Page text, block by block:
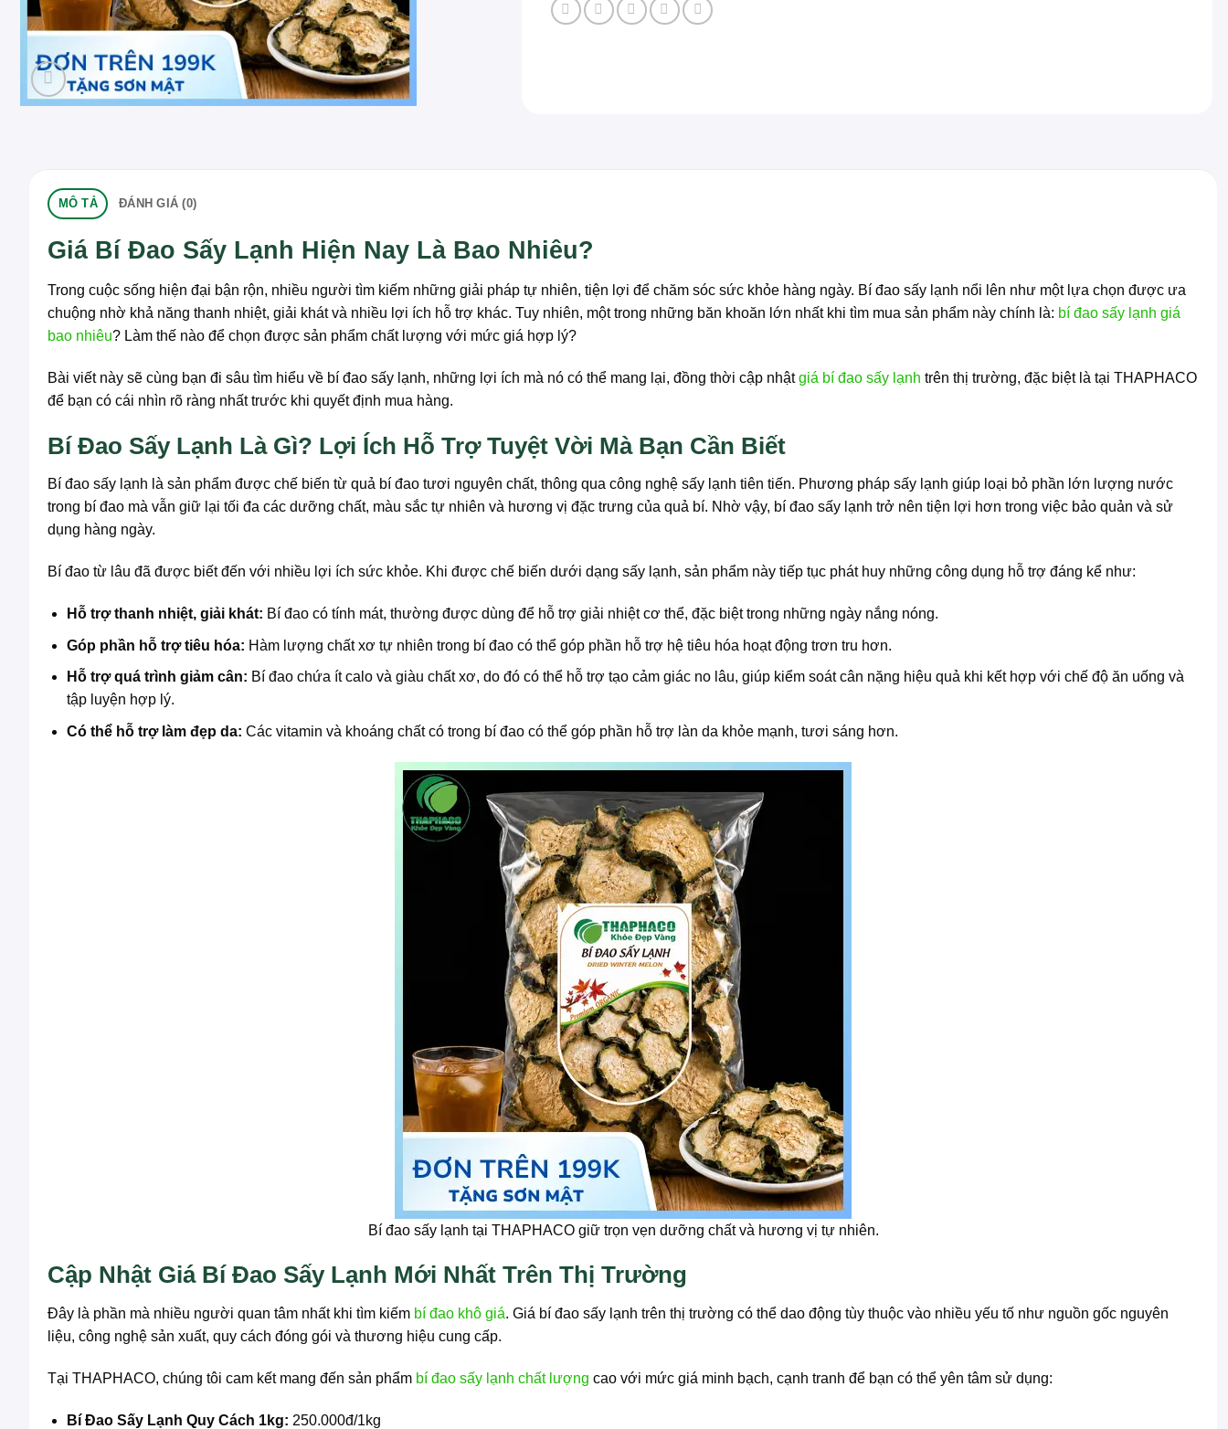
MÔ TẢ ĐÁNH GIÁ (0)
Giá Bí Đao Sấy Lạnh Hiện Nay Là Bao Nhiêu?
Trong cuộc sống hiện đại bận rộn, nhiều người tìm kiếm những giải pháp tự nhiên, tiện lợi để chăm sóc sức khỏe hàng ngày. Bí đao sấy lạnh nổi lên như một lựa chọn được ưa
chuộng nhờ khả năng thanh nhiệt, giải khát và nhiều lợi ích hỗ trợ khác. Tuy nhiên, một trong những băn khoăn lớn nhất khi tìm mua sản phẩm này chính là: bí đao sấy lạnh giá
bao nhiêu? Làm thế nào để chọn được sản phẩm chất lượng với mức giá hợp lý?
Bài viết này sẽ cùng bạn đi sâu tìm hiểu về bí đao sấy lạnh, những lợi ích mà nó có thể mang lại, đồng thời cập nhậtgiá bí đao sấy lạnh trên thị trường, đặc biệt là tại THAPHACO
để bạn có cái nhìn rõ ràng nhất trước khi quyết định mua hàng.
Bí Đao Sấy Lạnh Là Gì? Lợi Ích Hỗ Trợ Tuyệt Vời Mà Bạn Cần Biết
Bí đao sấy lạnh là sản phẩm được chế biến từ quả bí đao tươi nguyên chất, thông qua công nghệ sấy lạnh tiên tiến. Phương pháp sấy lạnh giúp loại bỏ phần lớn lượng nước
trong bí đao mà vẫn giữ lại tối đa các dưỡng chất, màu sắc tự nhiên và hương vị đặc trưng của quả bí. Nhờ vậy, bí đao sấy lạnh trở nên tiện lợi hơn trong việc bảo quản và sử
dụng hàng ngày.
Bí đao từ lâu đã được biết đến với nhiều lợi ích sức khỏe. Khi được chế biến dưới dạng sấy lạnh, sản phẩm này tiếp tục phát huy những công dụng hỗ trợ đáng kể như:
Hỗ trợ thanh nhiệt, giải khát: Bí đao có tính mát, thường được dùng để hỗ trợ giải nhiệt cơ thể, đặc biệt trong những ngày nắng nóng.
Góp phần hỗ trợ tiêu hóa: Hàm lượng chất xơ tự nhiên trong bí đao có thể góp phần hỗ trợ hệ tiêu hóa hoạt động trơn tru hơn.
Hỗ trợ quá trình giảm cân: Bí đao chứa ít calo và giàu chất xơ, do đó có thể hỗ trợ tạo cảm giác no lâu, giúp kiểm soát cân nặng hiệu quả khi kết hợp với chế độ ăn uống và
tập luyện hợp lý.
Có thể hỗ trợ làm đẹp da: Các vitamin và khoáng chất có trong bí đao có thể góp phần hỗ trợ làn da khỏe mạnh, tươi sáng hơn.
Bí đao sấy lạnh tại THAPHACO giữ trọn vẹn dưỡng chất và hương vị tự nhiên.
Cập Nhật Giá Bí Đao Sấy Lạnh Mới Nhất Trên Thị Trường
Đây là phần mà nhiều người quan tâm nhất khi tìm kiếm bí đao khô giá. Giá bí đao sấy lạnh trên thị trường có thể dao động tùy thuộc vào nhiều yếu tố như nguồn gốc nguyên
liệu, công nghệ sản xuất, quy cách đóng gói và thương hiệu cung cấp.
Tại THAPHACO, chúng tôi cam kết mang đến sản phẩm bí đao sấy lạnh chất lượng cao với mức giá minh bạch, cạnh tranh để bạn có thể yên tâm sử dụng:
Bí Đao Sấy Lạnh Quy Cách 1kg: 250.000đ/1kg